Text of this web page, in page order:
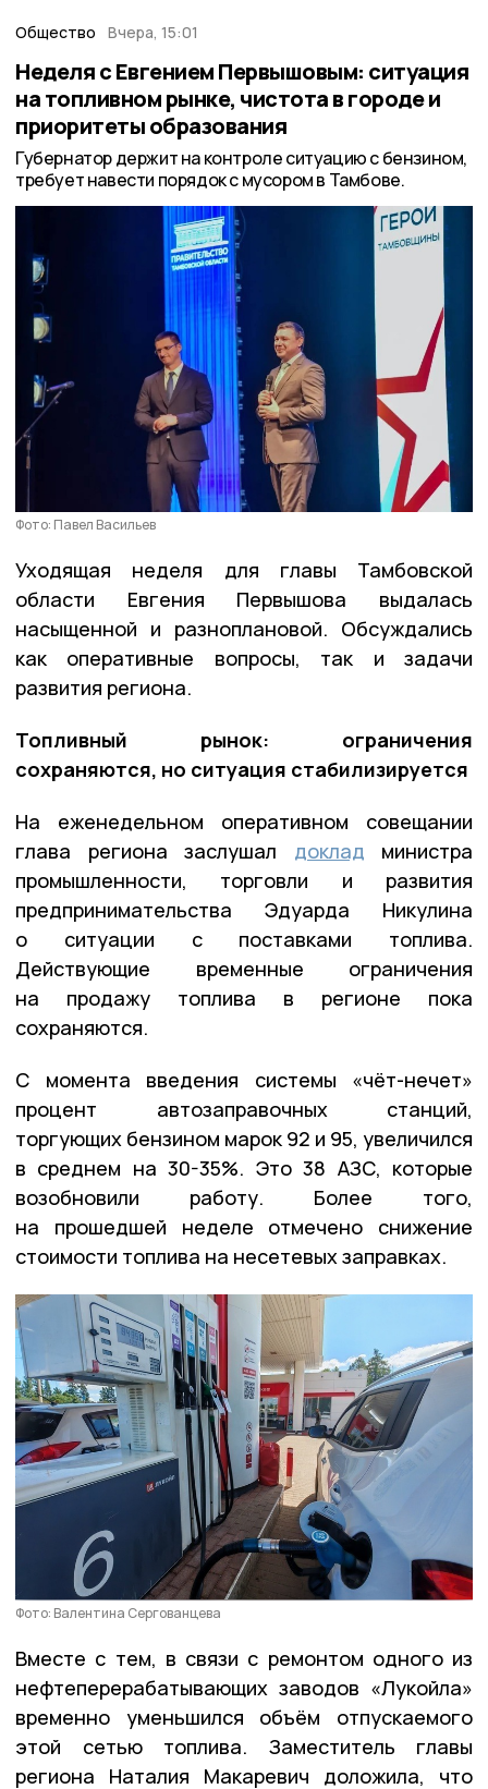
Общество Вчера, 15:01
Неделя с Евгением Первышовым: ситуация
на топливном рынке, чистота в городе и
приоритеты образования
Губернатор держит на контроле ситуацию с бензином,
требует навести порядок с мусором в Тамбове.
Фото: Павел Васильев
Уходящая неделя для главы Тамбовской
области Евгения Первышова выдалась
насыщенной и разноплановой. Обсуждались
как оперативные вопросы, так и задачи
развития региона.
Топливный рынок: ограничения
сохраняются, но ситуация стабилизируется
На еженедельном оперативном совещании
глава региона заслушал доклад министра
промышленности, торговли и развития
предпринимательства Эдуарда Никулина
о ситуации с поставками топлива.
Действующие временные ограничения
на продажу топлива в регионе пока
сохраняются.
С момента введения системы «чёт-нечет»
процент автозаправочных станций,
торгующих бензином марок 92 и 95, увеличился
в среднем на 30-35%. Это 38 АЗС, которые
возобновили работу. Более того,
на прошедшей неделе отмечено снижение
стоимости топлива на несетевых заправках.
Фото: Валентина Сергованцева
Вместе с тем, в связи с ремонтом одного из
нефтеперерабатывающих заводов «Лукойла»
временно уменьшился объём отпускаемого
этой сетью топлива. Заместитель главы
региона Наталия Макаревич доложила, что